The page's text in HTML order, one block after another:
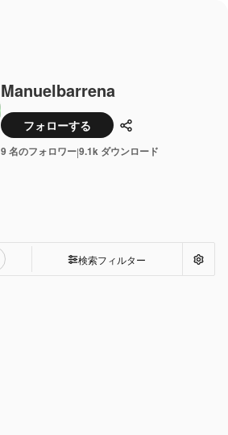
Manuelbarrena
フォローする 共有
9 名のフォロワー|9.1k ダウンロード
検索フィルター